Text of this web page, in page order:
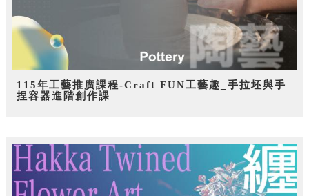
115年工藝推廣課程-Craft FUN工藝趣_手拉坯與手
捏容器進階創作課